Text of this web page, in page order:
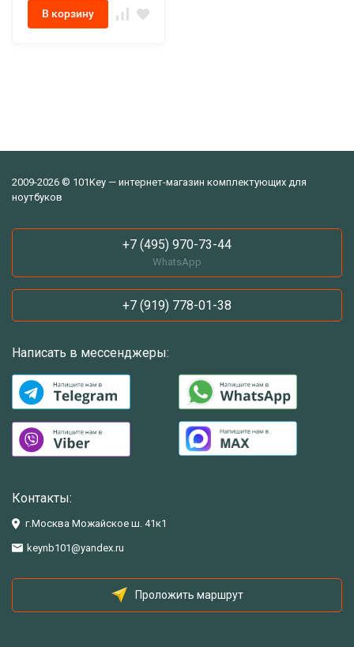
В корзину
2009-2026 © 101Key — интернет-магазин комплектующих для
ноутбуков
+7 (495) 970-73-44
WhatsApp
+7 (919) 778-01-38
Написать в мессенджеры:
Контакты:
г.Москва Можайское ш. 41к1
keynb101@yandex.ru
Проложить маршрут